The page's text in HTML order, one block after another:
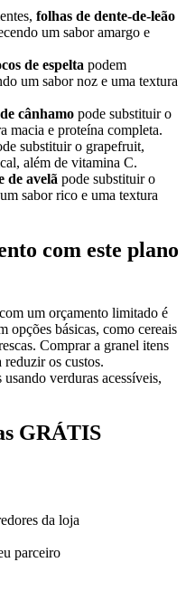
folhas de dente-de-leão
um sabor amargo e
de espelta podem
um sabor noz e uma textura
cânhamo pode substituir o
macia e proteína completa.
substituir o grapefruit,
além de vitamina C.
de avelã pode substituir o
sabor rico e uma textura
com este plano
um orçamento limitado é
opções básicas, como cereais
Comprar a granel itens
reduzir os custos.
verduras acessíveis,
GRÁTIS
da loja
parceiro